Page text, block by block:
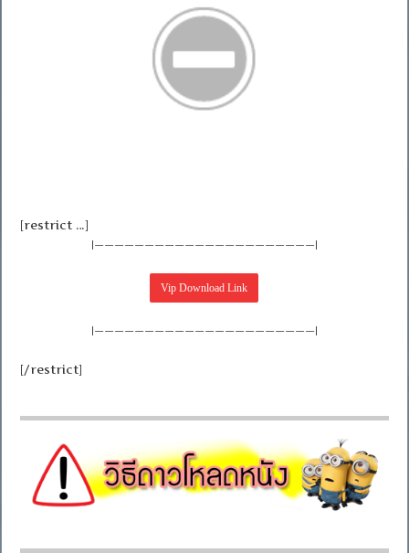
[restrict …]
|——————————————————————|
|——————————————————————|
[/restrict]